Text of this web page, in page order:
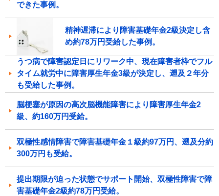
できた事例。
精神遅滞により障害基礎年金2級決定し含
め約78万円受給した事例。
うつ病で障害認定日にリワーク中、現在障害者枠でフル
タイム就労中に障害厚生年金3級が決定し、遡及２年分
も受給した事例。
脳梗塞が原因の高次脳機能障害により障害厚生年金2
級、約160万円受給。
双極性感情障害で障害基礎年金１級約97万円、遡及分約
300万円も受給。
提出期限が迫った状態でサポート開始、双極性障害で障
害基礎年金2級約78万円受給。